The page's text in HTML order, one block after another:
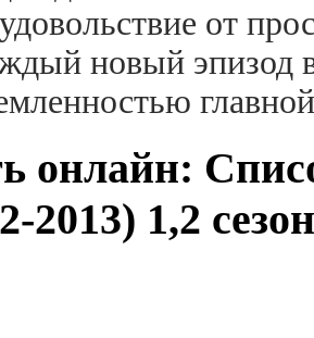
от
новый эпизод
онлайн:
2013) 1,2